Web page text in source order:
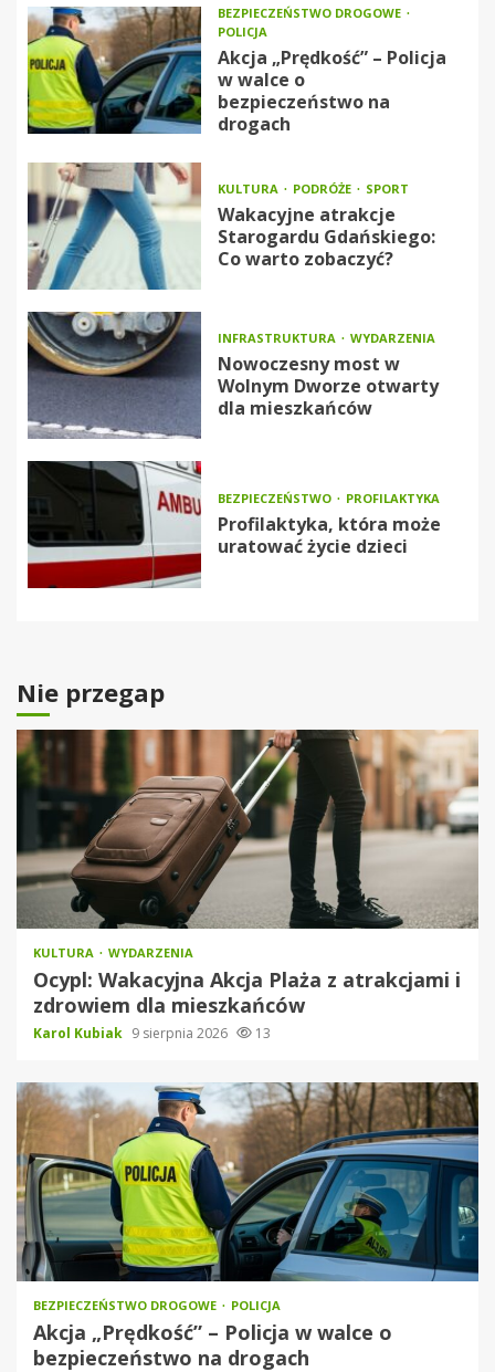
BEZPIECZEŃSTWO DROGOWE
POLICJA
Akcja „Prędkość” – Policja
w walce o
bezpieczeństwo na
drogach
KULTURA PODRÓŻE SPORT
Wakacyjne atrakcje
Starogardu Gdańskiego:
Co warto zobaczyć?
INFRASTRUKTURA WYDARZENIA
Nowoczesny most w
Wolnym Dworze otwarty
dla mieszkańców
BEZPIECZEŃSTWO PROFILAKTYKA
Profilaktyka, która może
uratować życie dzieci
Nie przegap
KULTURA WYDARZENIA
Ocypl: Wakacyjna Akcja Plaża z atrakcjami i
zdrowiem dla mieszkańców
Karol Kubiak 9 sierpnia 2026 13
BEZPIECZEŃSTWO DROGOWE POLICJA
Akcja „Prędkość” – Policja w walce o
bezpieczeństwo na drogach